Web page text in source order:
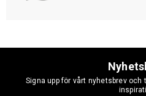
Signa upp för vårt nyhetsbrev och